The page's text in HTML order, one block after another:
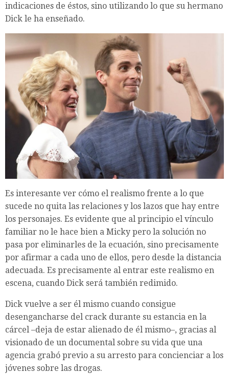
indicaciones de éstos, sino utilizando lo que su hermano
Dick le ha enseñado.
Es interesante ver cómo el realismo frente a lo que
sucede no quita las relaciones y los lazos que hay entre
los personajes. Es evidente que al principio el vínculo
familiar no le hace bien a Micky pero la solución no
pasa por eliminarles de la ecuación, sino precisamente
por afirmar a cada uno de ellos, pero desde la distancia
adecuada. Es precisamente al entrar este realismo en
escena, cuando Dick será también redimido.
Dick vuelve a ser él mismo cuando consigue
desengancharse del crack durante su estancia en la
cárcel –deja de estar alienado de él mismo–, gracias al
visionado de un documental sobre su vida que una
agencia grabó previo a su arresto para concienciar a los
jóvenes sobre las drogas.